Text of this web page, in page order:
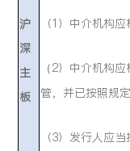
沪
深
主
板
（1）中介机构
（ 2）中介机构
管，并已按照规
（3）发行人应